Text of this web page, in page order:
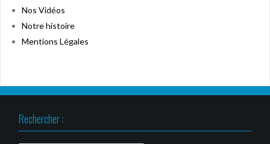
Nos Vidéos
Notre histoire
Mentions Légales
Rechercher :